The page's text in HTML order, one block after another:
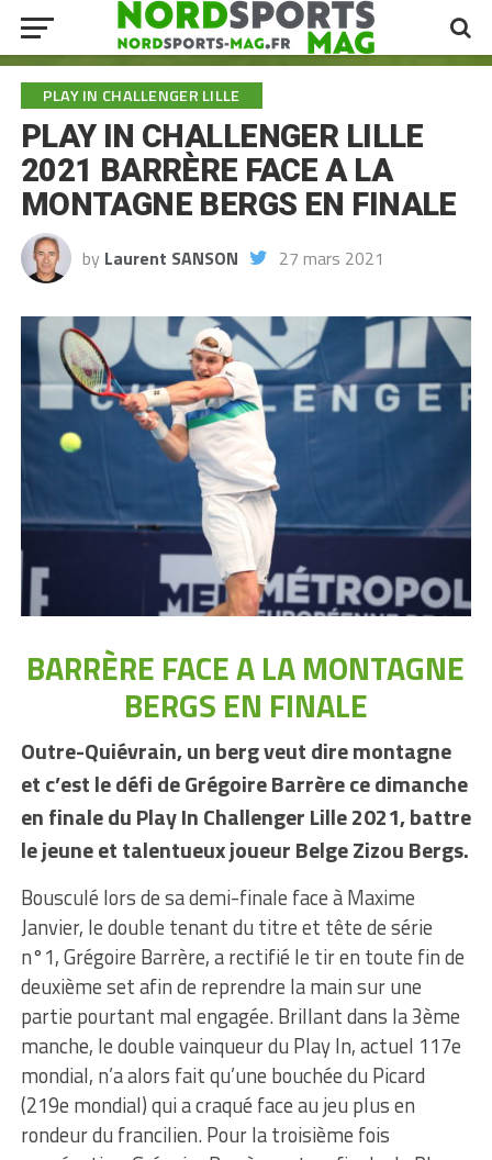
PLAY IN CHALLENGER LILLE
PLAY IN CHALLENGER LILLE
2021 BARRÈRE FACE A LA
MONTAGNE BERGS EN FINALE
by Laurent SANSON 27 mars 2021
BARRÈRE FACE A LA MONTAGNE
BERGS EN FINALE
Outre-Quiévrain, un berg veut dire montagne
et c’est le défi de Grégoire Barrère ce dimanche
en finale du Play In Challenger Lille 2021, battre
le jeune et talentueux joueur Belge Zizou Bergs.
Bousculé lors de sa demi-finale face à Maxime
Janvier, le double tenant du titre et tête de série
n°1, Grégoire Barrère, a rectifié le tir en toute fin de
deuxième set afin de reprendre la main sur une
partie pourtant mal engagée. Brillant dans la 3ème
manche, le double vainqueur du Play In, actuel 117e
mondial, n’a alors fait qu’une bouchée du Picard
(219e mondial) qui a craqué face au jeu plus en
rondeur du francilien. Pour la troisième fois